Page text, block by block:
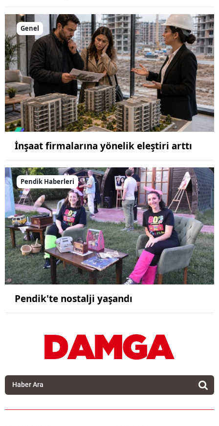
Genel
İnşaat firmalarına yönelik eleştiri arttı
Pendik Haberleri
Pendik'te nostalji yaşandı